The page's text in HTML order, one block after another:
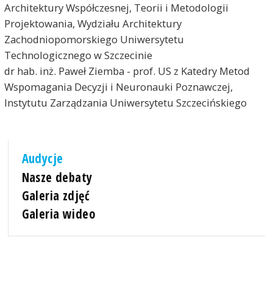
Architektury Współczesnej, Teorii i Metodologii
Projektowania, Wydziału Architektury
Zachodniopomorskiego Uniwersytetu
Technologicznego w Szczecinie
dr hab. inż. Paweł Ziemba - prof. US z Katedry Metod
Wspomagania Decyzji i Neuronauki Poznawczej,
Instytutu Zarządzania Uniwersytetu Szczecińskiego
Audycje
Nasze debaty
Galeria zdjęć
Galeria wideo